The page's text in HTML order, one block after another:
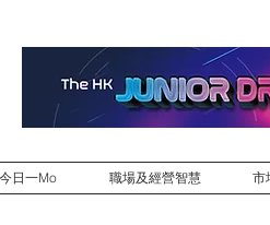
今日一Mo 職場及經營智慧 市